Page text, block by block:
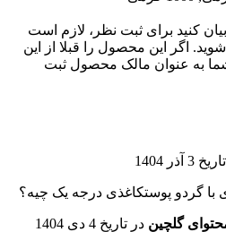
کنید برای ثبت نظر، لازم است
اگر این محصول را قبلا از این
به عنوان مالک محصول ثبت
3 آذر 1404
گردو پوستکاغذی درجه یک چیه؟
گلچین در تاریخ 4 دی 1404